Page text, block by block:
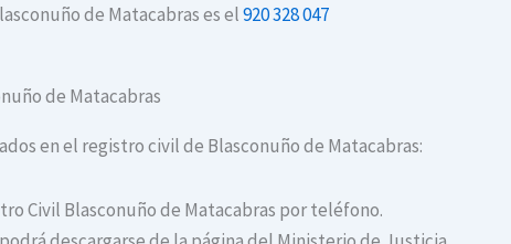
de Matacabras es el920 328 047
de Matacabras
en el registro civil de Blasconuño de Matacabras:
Civil Blasconuño de Matacabras por teléfono.